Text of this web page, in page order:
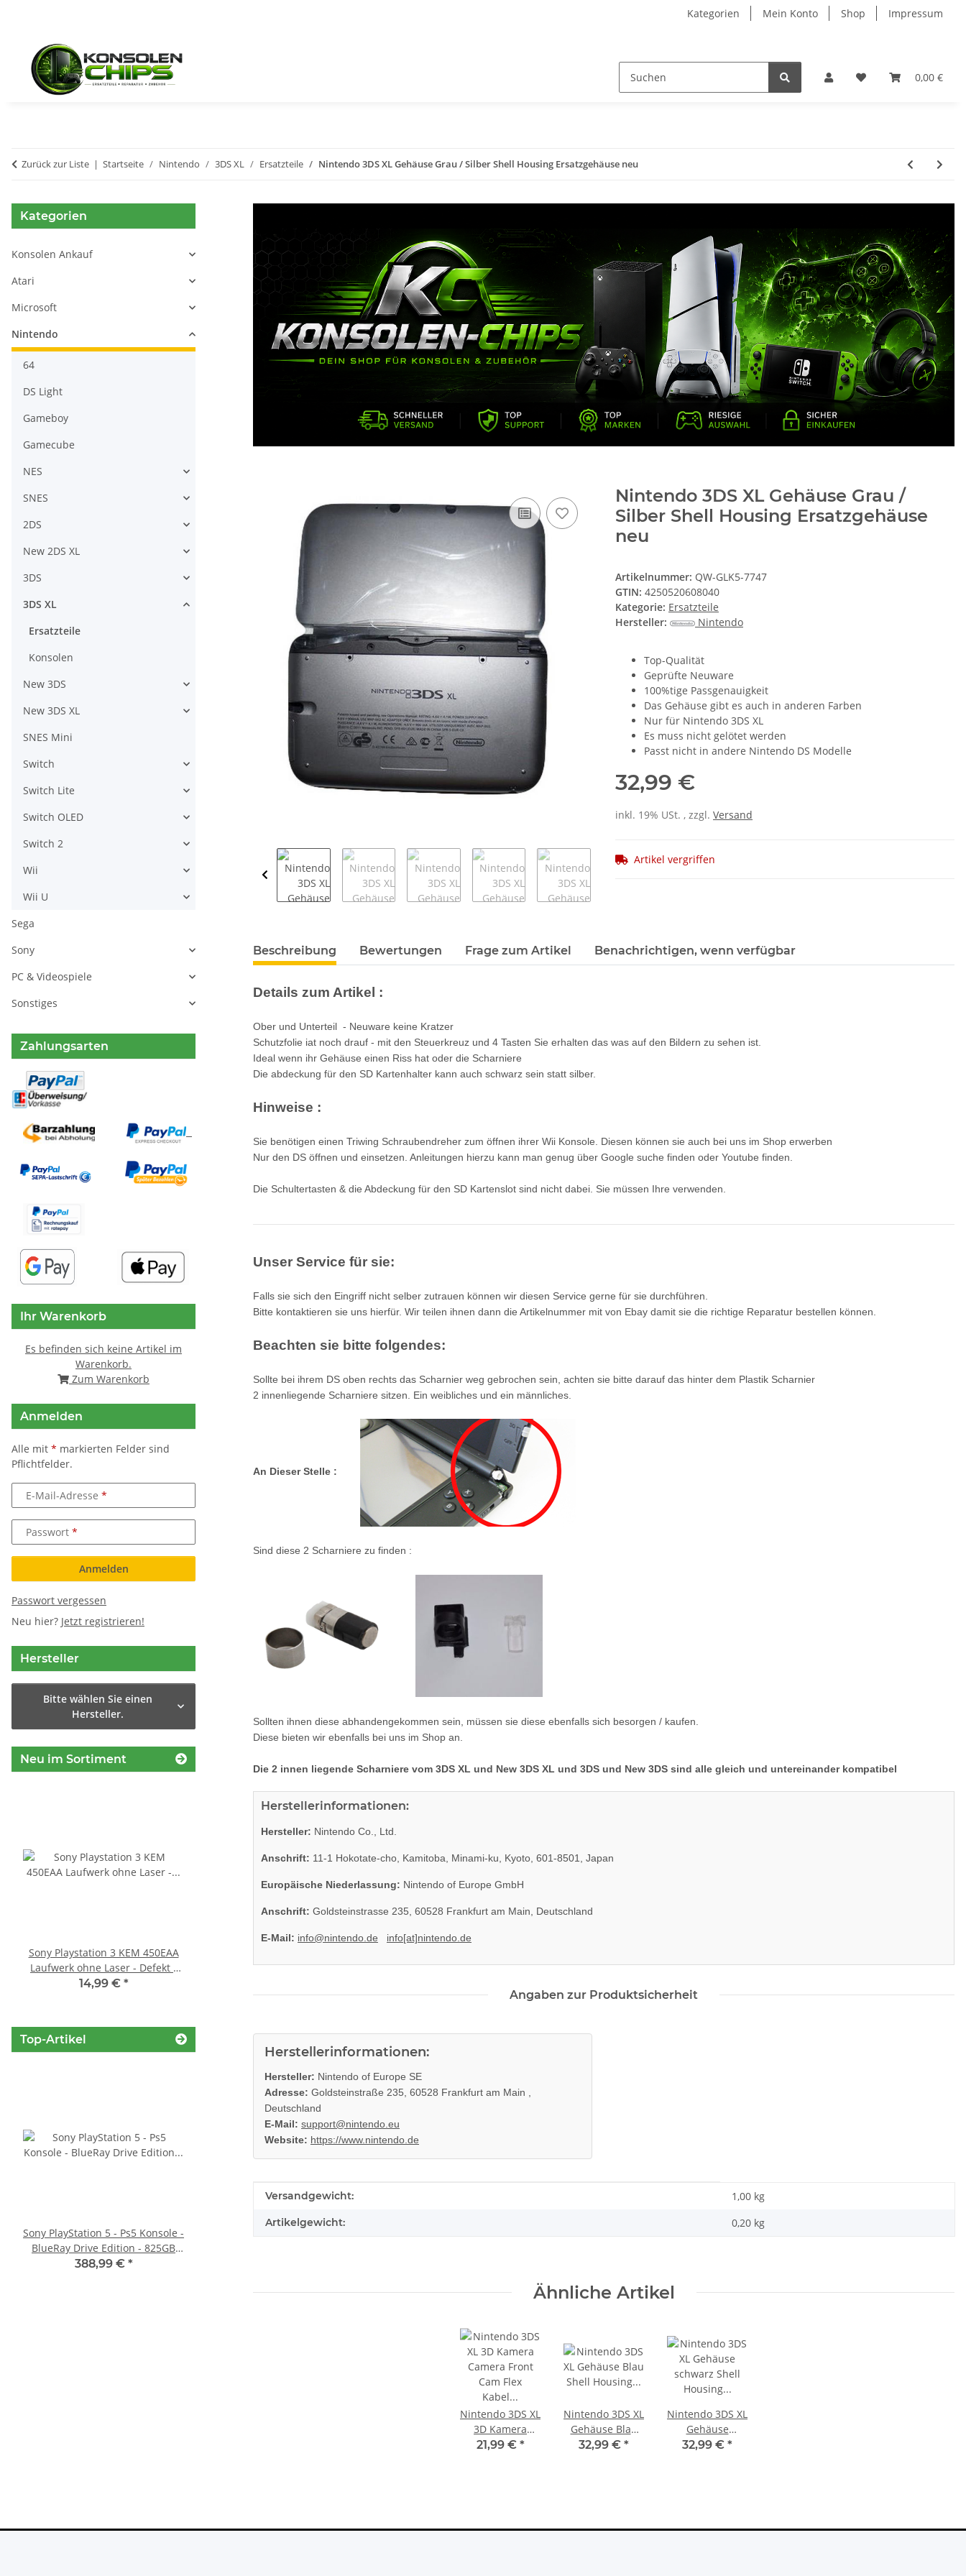
Kategorien Mein Konto Shop Impressum
0,00 €
Zurück zur Liste Startseite Nintendo 3DS XL Ersatzteile Nintendo 3DS XL Gehäuse Grau / Silber Shell Housing Ersatzgehäuse neu
Nintendo 3DS XL Gehäuse Grau /
Silber Shell Housing Ersatzgehäuse
neu
Artikelnummer: QW-GLK5-7747
GTIN: 4250520608040
Kategorie: Ersatzteile
Hersteller:
Nintendo
Top-Qualität
Geprüfte Neuware
100%tige Passgenauigkeit
Das Gehäuse gibt es auch in anderen Farben
Nur für Nintendo 3DS XL
Es muss nicht gelötet werden
Passt nicht in andere Nintendo DS Modelle
32,99 €
inkl. 19% USt. , zzgl. Versand
Artikel vergriffen
weitere Registerkarten anzeigen
Beschreibung Bewertungen Frage zum Artikel Benachrichtigen, wenn verfügbar
Details zum Artikel :
Ober und Unterteil - Neuware keine Kratzer
Schutzfolie iat noch drauf - mit den Steuerkreuz und 4 Tasten Sie erhalten das was auf den Bildern zu sehen ist.
Ideal wenn ihr Gehäuse einen Riss hat oder die Scharniere
Die abdeckung für den SD Kartenhalter kann auch schwarz sein statt silber.
Hinweise :
Sie benötigen einen Triwing Schraubendreher zum öffnen ihrer Wii Konsole. Diesen können sie auch bei uns im Shop erwerben
Nur den DS öffnen und einsetzen. Anleitungen hierzu kann man genug über Google suche finden oder Youtube finden.
Die Schultertasten & die Abdeckung für den SD Kartenslot sind nicht dabei. Sie müssen Ihre verwenden.
Unser Service für sie:
Falls sie sich den Eingriff nicht selber zutrauen können wir diesen Service gerne für sie durchführen.
Bitte kontaktieren sie uns hierfür. Wir teilen ihnen dann die Artikelnummer mit von Ebay damit sie die richtige Reparatur bestellen können.
Beachten sie bitte folgendes:
Sollte bei ihrem DS oben rechts das Scharnier weg gebrochen sein, achten sie bitte darauf das hinter dem Plastik Scharnier
2 innenliegende Scharniere sitzen. Ein weibliches und ein männliches.
An Dieser Stelle :
Sind diese 2 Scharniere zu finden :
Sollten ihnen diese abhandengekommen sein, müssen sie diese ebenfalls sich besorgen / kaufen.
Diese bieten wir ebenfalls bei uns im Shop an.
Die 2 innen liegende Scharniere vom 3DS XL und New 3DS XL und 3DS und New 3DS sind alle gleich und untereinander kompatibel
Herstellerinformationen:
Hersteller: Nintendo Co., Ltd.
Anschrift: 11-1 Hokotate-cho, Kamitoba, Minami-ku, Kyoto, 601-8501, Japan
Europäische Niederlassung: Nintendo of Europe GmbH
Anschrift: Goldsteinstrasse 235, 60528 Frankfurt am Main, Deutschland
E-Mail: info@nintendo.de info[at]nintendo.de
Angaben zur Produktsicherheit
Herstellerinformationen:
Hersteller: Nintendo of Europe SE
Adresse: Goldsteinstraße 235, 60528 Frankfurt am Main ,
Deutschland
E-Mail: support@nintendo.eu
Website: https://www.nintendo.de
Produkteigenschaft
Wert
Versandgewicht: 1,00 kg
Artikelgewicht: 0,20 kg
Ähnliche Artikel
Nintendo 3DS XL
3D Kamera
Camera Front
21,99 € *
Nintendo 3DS XL
Gehäuse Blau
Shell Housing
32,99 € *
Nintendo 3DS XL
Gehäuse
schwarz Shell
32,99 € *
Kategorien
Konsolen Ankauf
Atari
Microsoft
Nintendo
64
DS Light
Gameboy
Gamecube
NES
SNES
2DS
New 2DS XL
3DS
3DS XL
Ersatzteile
Konsolen
New 3DS
New 3DS XL
SNES Mini
Switch
Switch Lite
Switch OLED
Switch 2
Wii
Wii U
Sega
Sony
PC & Videospiele
Sonstiges
Zahlungsarten
Ihr Warenkorb
Es befinden sich keine Artikel im
Warenkorb.
Zum Warenkorb
Anmelden
Alle mit * markierten Felder sind
Pflichtfelder.
E-Mail-Adresse
Passwort
Anmelden
Passwort vergessen
Neu hier? Jetzt registrieren!
Hersteller
Bitte wählen Sie einen
Hersteller.
Neu im Sortiment
Sony Playstation 3 KEM 450EAA
Laufwerk ohne Laser - Defekt -
Eratzteilspender
14,99 € *
450EAA PS3 Laser mit Schlitten
internes Netzteil 220V gebraucht
Top-Artikel
Sony PlayStation 5 - Ps5 Konsole -
BlueRay Drive Edition - 825GB
CFI-1216A gebraucht
388,99 € *
SONY PlayStation 4™ PS4 Slim